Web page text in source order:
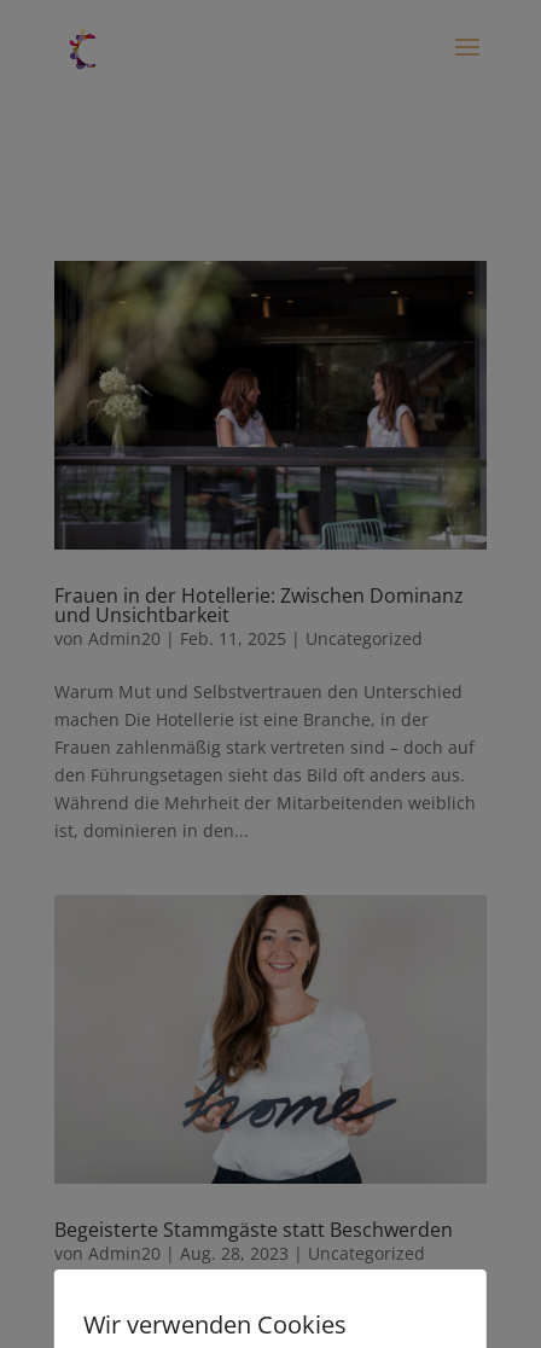
Frauen in der Hotellerie: Zwischen Dominanz
und Unsichtbarkeit
von Admin20 | Feb. 11, 2025 | Uncategorized
Warum Mut und Selbstvertrauen den Unterschied
machen Die Hotellerie ist eine Branche, in der
Frauen zahlenmäßig stark vertreten sind – doch auf
den Führungsetagen sieht das Bild oft anders aus.
Während die Mehrheit der Mitarbeitenden weiblich
ist, dominieren in den...
Begeisterte Stammgäste statt Beschwerden
von Admin20 | Aug. 28, 2023 | Uncategorized
etwas, das sich zwar jede Hotelière und jeder
Wir verwenden Cookies